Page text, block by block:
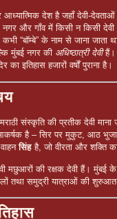
देश है जहाँ देवी-देवताओं
और गाँव में किसी न किसी देवी
“बॉम्बे” के नाम से जाना जाता
मुंबई नगर की अधिष्ठात्री देवीहैं।
इतिहास हजारों वर्षों पुराना है।
संस्कृति की प्रतीक देवी
है – सिर पर मुकुट, आठ
सिंह है, जो वीरता और शक्ति
मछुआरों की रक्षक देवी हैं। मुंबई
तथा समुद्री यात्राओं की